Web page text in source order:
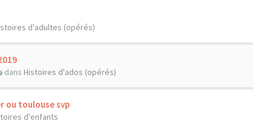
d'adultes (opérés)
dans Histoires d'ados (opérés)
ou toulouse svp
d'enfants